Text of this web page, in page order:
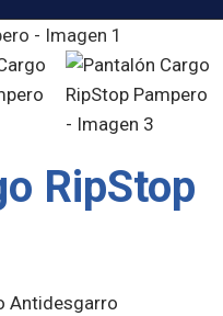
RipStop
Antidesgarro